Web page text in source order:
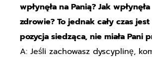
wpłynęła na Panią? Jak
zdrowie? To jednak cały czas
pozycja siedząca, nie miała Pani
A: Jeśli zachowasz dyscyplinę,